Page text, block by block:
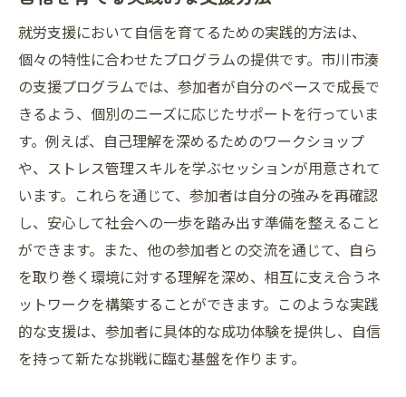
就労支援において自信を育てるための実践的方法は、
個々の特性に合わせたプログラムの提供です。市川市湊
の支援プログラムでは、参加者が自分のペースで成長で
きるよう、個別のニーズに応じたサポートを行っていま
す。例えば、自己理解を深めるためのワークショップ
や、ストレス管理スキルを学ぶセッションが用意されて
います。これらを通じて、参加者は自分の強みを再確認
し、安心して社会への一歩を踏み出す準備を整えること
ができます。また、他の参加者との交流を通じて、自ら
を取り巻く環境に対する理解を深め、相互に支え合うネ
ットワークを構築することができます。このような実践
的な支援は、参加者に具体的な成功体験を提供し、自信
を持って新たな挑戦に臨む基盤を作ります。